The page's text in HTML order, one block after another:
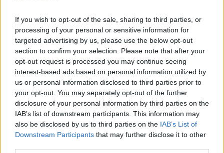
If you wish to opt-out of the sale, sharing to third parties, or
processing of your personal or sensitive information for
targeted advertising by us, please use the below opt-out
section to confirm your selection. Please note that after your
opt-out request is processed you may continue seeing
interest-based ads based on personal information utilized by
us or personal information disclosed to third parties prior to
your opt-out. You may separately opt-out of the further
disclosure of your personal information by third parties on the
IAB’s list of downstream participants. This information may
also be disclosed by us to third parties on the IAB’s List of
Downstream Participants that may further disclose it to other
Helyi hírek